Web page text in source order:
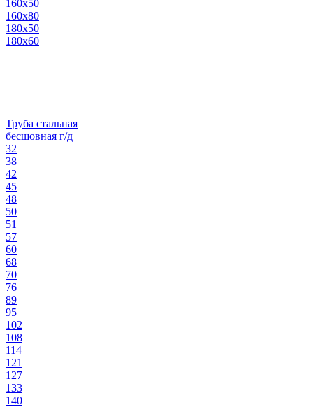
160х50
160х80
180х50
180х60
Труба стальная
бесшовная г/д
32
38
42
45
48
50
51
57
60
68
70
76
89
95
102
108
114
121
127
133
140